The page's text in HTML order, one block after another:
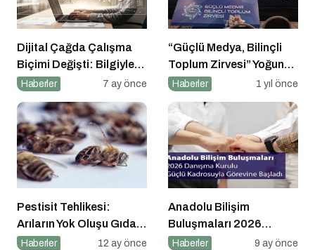
Dijital Çağda Çalışma
Biçimi Değişti: Bilgiyle
Para Kazananların Yeni
Haberler 7 ay önce
“Güçlü Medya, Bilinçli
Toplum Zirvesi” Yoğun
Katılımla Gerçekleşti
Haberler 1 yıl önce
Pestisit Tehlikesi:
Arıların Yok Oluşu Gıda
Zincirini Çökertiyor!
Haberler 12 ay önce
Anadolu Bilişim
Buluşmaları 2026
Danışma Kurulu Güçlü
Haberler 9 ay önce